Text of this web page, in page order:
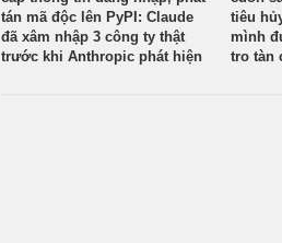
tán mã độc lên PyPI: Claude
đã xâm nhập 3 công ty thật
trước khi Anthropic phát hiện
tiêu
mình
tro tàn